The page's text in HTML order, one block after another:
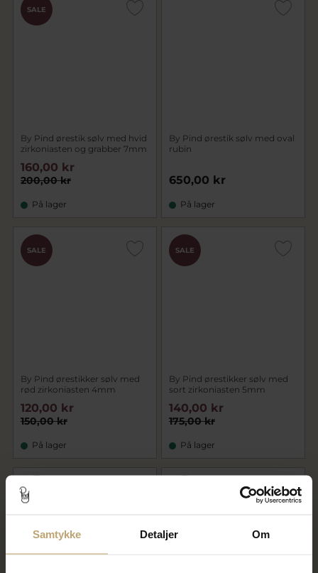
Samtykke Detaljer Om
SALE
By Pind ørestik sølv med hvid
zirkoniasten og grabber 7mm
200,00 kr
160,00 kr
På lager
By Pind ørestik sølv med oval
rubin
650,00 kr
På lager
SALE
By Pind ørestikker sølv med
rød zirkoniasten 4mm
150,00 kr
120,00 kr
På lager
SALE
By Pind ørestikker sølv med
sort zirkoniasten 5mm
175,00 kr
140,00 kr
På lager
SALE